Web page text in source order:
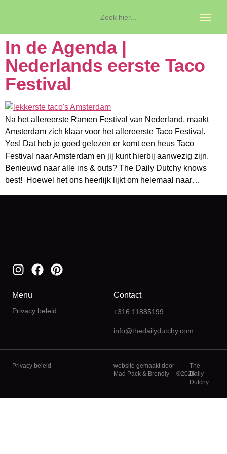
naar:
In de Agenda |
Nederlands eerste Taco
Festival
Na het allereerste Ramen Festival van Nederland, maakt
Amsterdam zich klaar voor het allereerste Taco Festival.
Yes! Dat heb je goed gelezen er komt een heus Taco
Festival naar Amsterdam en jij kunt hierbij aanwezig zijn.
Benieuwd naar alle ins & outs? The Daily Dutchy knows
best! Hoewel het ons heerlijk lijkt om helemaal naar…
Menu
Privacy beleid
Contact
+316 11885199
info@thedailydutchy.com
Privacy beleid
website gemaakt door
Mad Pack & Brendly
©2026
The
Daily
Dutchy